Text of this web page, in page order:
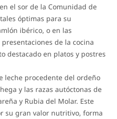
el sor de la Comunidad de
óptimas para su
ibérico, o en las
de la cocina
destacado en platos y postres
leche procedente del ordeño
y las razas autóctonas de
y Rubia del Molar. Este
su gran valor nutritivo, forma